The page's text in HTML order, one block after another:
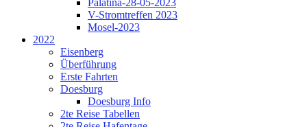
Palatina-28-05-2023
V-Stromtreffen 2023
Mosel-2023
2022
Eisenberg
Überführung
Erste Fahrten
Doesburg
Doesburg Info
2te Reise Tabellen